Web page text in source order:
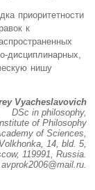
приоритетности
к
дисциплинарных,
нишу
Vyacheslavovich
DSc in philosophy,
of Philosophy
of Sciences,
Volkhonka, 14, bld. 5,
119991, Russia.